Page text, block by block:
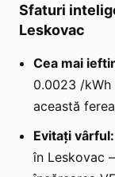
Sfaturi
Leskovac
Cea mai
0.0023 /
această
Evitați vârful:
în Leskovac